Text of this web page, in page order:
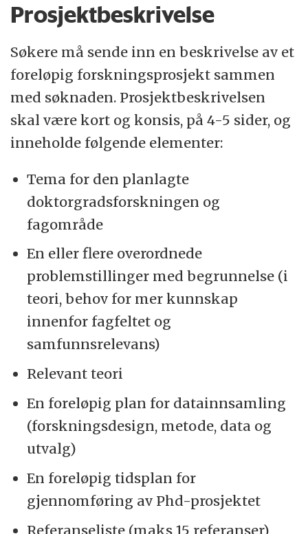
Prosjektbeskrivelse
Søkere må sende inn en beskrivelse av et
foreløpig forskningsprosjekt sammen
med søknaden. Prosjektbeskrivelsen
skal være kort og konsis, på 4-5 sider, og
inneholde følgende elementer:
Tema for den planlagte
doktorgradsforskningen og
fagområde
En eller flere overordnede
problemstillinger med begrunnelse (i
teori, behov for mer kunnskap
innenfor fagfeltet og
samfunnsrelevans)
Relevant teori
En foreløpig plan for datainnsamling
(forskningsdesign, metode, data og
utvalg)
En foreløpig tidsplan for
gjennomføring av Phd-prosjektet
Referanseliste (maks 15 referanser)